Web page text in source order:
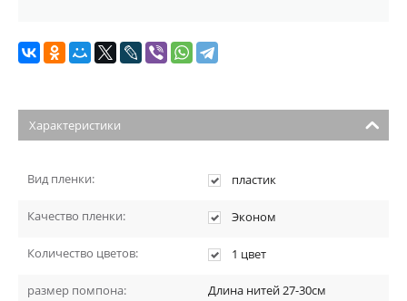
Характеристики
Вид пленки: пластик
Качество пленки: Эконом
Количество цветов: 1 цвет
размер помпона:
Длина нитей 27-30см